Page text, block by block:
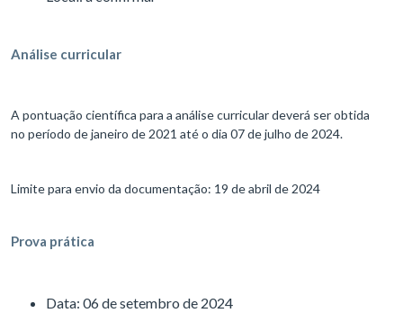
Análise curricular
A pontuação científica para a análise curricular deverá ser obtida
no período de janeiro de 2021 até o dia 07 de julho de 2024.
Limite para envio da documentação: 19 de abril de 2024
Prova prática
Data: 06 de setembro de 2024